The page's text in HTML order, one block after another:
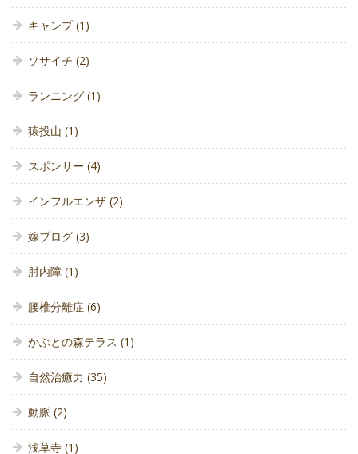
キャンプ(1)
ソサイチ (2)
ランニング (1)
猿投山 (1)
スポンサー (4)
インフルエンザ (2)
嫁ブログ (3)
肘内障 (1)
腰椎分離症 (6)
かぶとの森テラス (1)
自然治癒力 (35)
動脈 (2)
浅草寺 (1)